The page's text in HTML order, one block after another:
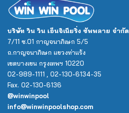
บริษัท วิน วิน เอ็นจิเนียริ่ง ซัพพลาย จำกัด
7/11 ซ.01 กาญจนาภิเษก 5/5
ถ.กาญจนาภิเษก แขวงท่าแร้ง
เขตบางเขน กรุงเทพฯ 10220
02-989-1111 , 02-130-6134-35
Fax. 02-130-6136
@winwinpool
info@winwinpoolshop.com